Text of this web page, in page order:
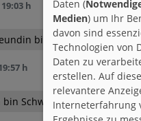
h
bin 40 Jahre. Bei
h
bin Schwimmen.. und Sonne
Daten (
Medien) um Ihr
davon sind
Technologien von
Daten zu
erstellen. Auf
relevantere
Interneterfahrung